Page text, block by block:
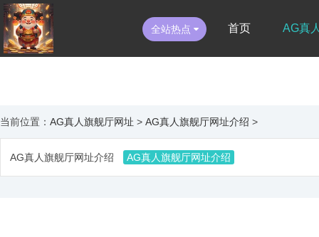
全站热点 首页 AG真
当前位置： AG真人旗舰厅网址 > AG真人旗舰厅网址介绍 >
AG真人旗舰厅网址介绍 AG真人旗舰厅网址介绍